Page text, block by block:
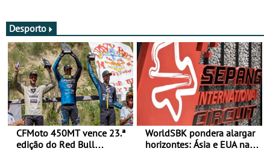
Desporto
CFMoto 450MT vence 23.ª
edição do Red Bull
WorldSBK pondera alargar
horizontes: Ásia e EUA na